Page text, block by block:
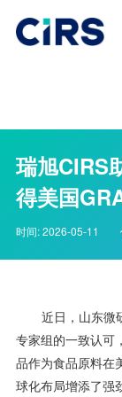
瑞旭CIRS
得美国
时间:2026-05-11
近日，山东微
专家组的一致认可
品作为食品原料在
球化布局增添了强